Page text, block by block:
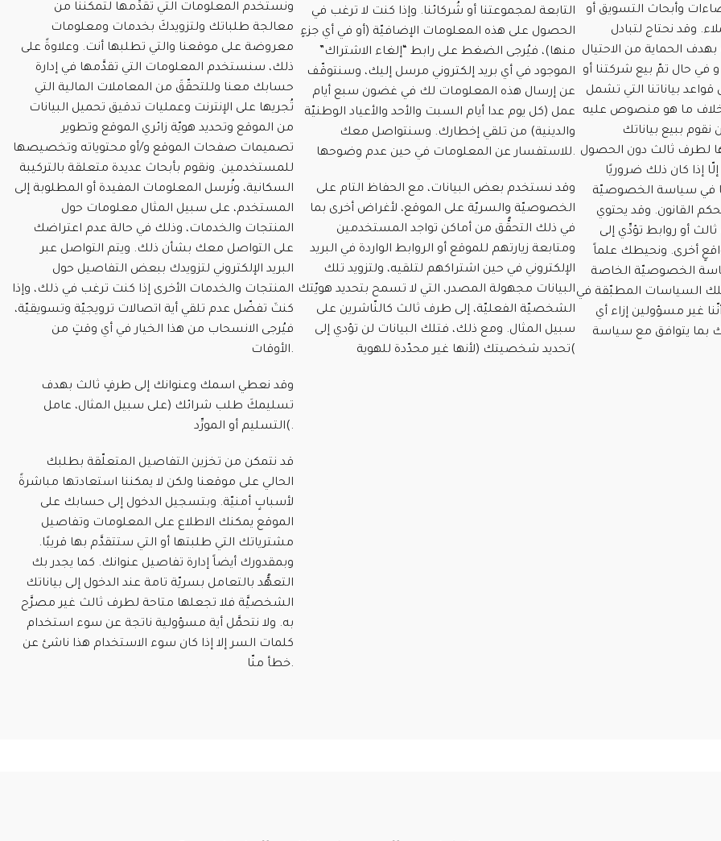
ونستخدم المعلومات التي تقدِّمها لتمكننا من
معالجة طلباتك ولتزويدكَ بخدمات ومعلومات
معروضة على موقعنا والتي تطلبها أنت. وعلاوةً على
ذلك، سنستخدم المعلومات التي تقدَّمها في إدارة
حسابك معنا وللتحقّقَ من المعاملات المالية التي
تُجريها على الإنترنت وعمليات تدقيق تحميل البيانات
من الموقع وتحديد هويّة زائري الموقع وتطوير
تصميمات صفحات الموقع و/أو محتوياته وتخصيصها
للمستخدمين. ونقوم بأبحاث عديدة متعلقة بالتركيبة
السكانية، ونُرسل المعلومات المفيدة أو المطلوبة إلى
المستخدم، على سبيل المثال معلومات حول
المنتجات والخدمات، وذلك في حالة عدم اعتراضك
على التواصل معك بشأن ذلك. ويتم التواصل عبر
البريد الإلكتروني لتزويدك ببعض التفاصيل حول
المنتجات والخدمات الأخرى إذا كنت ترغب في ذلك، وإذا
كنتَ تفضّل عدم تلقي أية اتصالات ترويجيّة وتسويقيّة،
فيُرجى الانسحاب من هذا الخيار في أي وقتٍ من
الأوقات.
وقد نعطي اسمك وعنوانك إلى طرفٍ ثالث بهدف
تسليمكَ طلب شرائك (على سبيل المثال، عامل
التسليم أو المورِّد(.
قد نتمكن من تخزين التفاصيل المتعلّقة بطلبك
الحالي على موقعنا ولكن لا يمكننا استعادتها مباشرةً
لأسبابٍ أمنيّة. وبتسجيل الدخول إلى حسابك على
الموقع يمكنك الاطلاع على المعلومات وتفاصيل
مشترياتك التي طلبتها أو التي ستتقدَّم بها قريبًا.
وبمقدورك أيضاً إدارة تفاصيل عنوانك. كما يجدر بك
التعهُّد بالتعامل بسريّة تامة عند الدخول إلى بياناتك
الشخصيَّة فلا تجعلها متاحة لطرف ثالث غير مصرَّح
به. ولا نتحمَّل أية مسؤولية ناتجة عن سوء استخدام
كلمات السر إلا إذا كان سوء الاستخدام هذا ناشئ عن
خطأ منّا.
التابعة لمجموعتنا أو شُركائنا. وإذا كنت لا ترغب في
الحصول على هذه المعلومات الإضافيّة (أو في أي جزءٍ
منها)، فيُرجى الضغط على رابط “إلغاء الاشتراك”
الموجود في أي بريد إلكتروني مرسل إليك، وسنتوقّف
عن إرسال هذه المعلومات لك في غضون سبع أيام
عمل (كل يوم عدا أيام السبت والأحد والأعياد الوطنيّة
والدينية) من تلقي إخطارك. وسنتواصل معك
للاستفسار عن المعلومات في حين عدم وضوحها.
وقد نستخدم بعض البيانات، مع الحفاظ التام على
الخصوصيّة والسريّة على الموقع، لأغراض أخرى بما
في ذلك التحقُّق من أماكن تواجد المستخدمين
ومتابعة زيارتهم للموقع أو الروابط الواردة في البريد
الإلكتروني في حين اشتراكهم لتلقيه، ولتزويد تلك
البيانات مجهولة المصدر، التي لا تسمح بتحديد هويّتك
الشخصيّة الفعليّة، إلى طرف ثالث كالنّاشرين على
سبيل المثال. ومع ذلك، فتلك البيانات لن تؤدي إلى
تحديد شخصيتك (لأنها غير محدّدة للهوية(
وأبحاث التسويق أو
وقد نحتاج لتبادل
الحماية من الاحتيال
في حال تمّ بيع شركتنا أو
بياناتنا التي تشمل
ما هو منصوص عليه
ببيع بياناتك
لطرف ثالث دون الحصول
إذا كان ذلك ضروريًا
في سياسة الخصوصيّة
القانون. وقد يحتوي
أو روابط تؤدِّي إلى
أخرى. ونحيطك علماً
الخصوصيّة الخاصة
السياسات المطبّقة في
غير مسؤولين إزاء أي
بما يتوافق مع سياسة